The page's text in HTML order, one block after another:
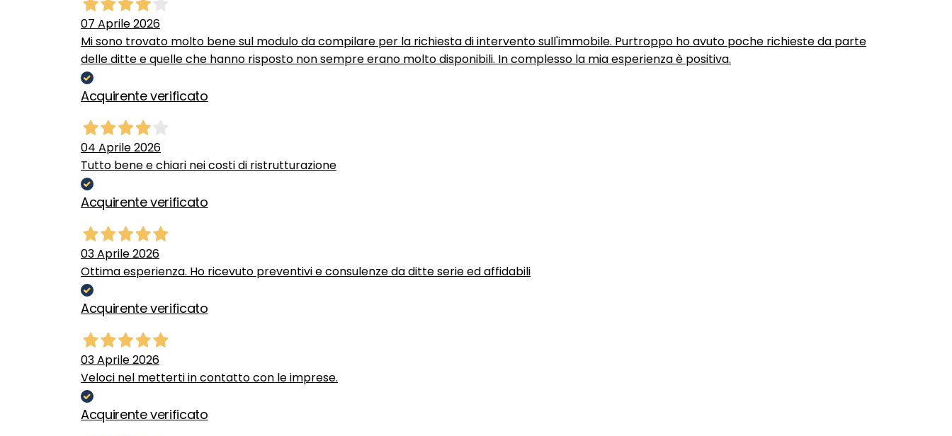
07 Aprile 2026
Mi sono trovato molto bene sul modulo da compilare per la richiesta di intervento sull'immobile. Purtroppo ho avuto poche richieste da parte
delle ditte e quelle che hanno risposto non sempre erano molto disponibili. In complesso la mia esperienza è positiva.
Acquirente verificato
04 Aprile 2026
Tutto bene e chiari nei costi di ristrutturazione
Acquirente verificato
03 Aprile 2026
Ottima esperienza. Ho ricevuto preventivi e consulenze da ditte serie ed affidabili
Acquirente verificato
03 Aprile 2026
Veloci nel metterti in contatto con le imprese.
Acquirente verificato